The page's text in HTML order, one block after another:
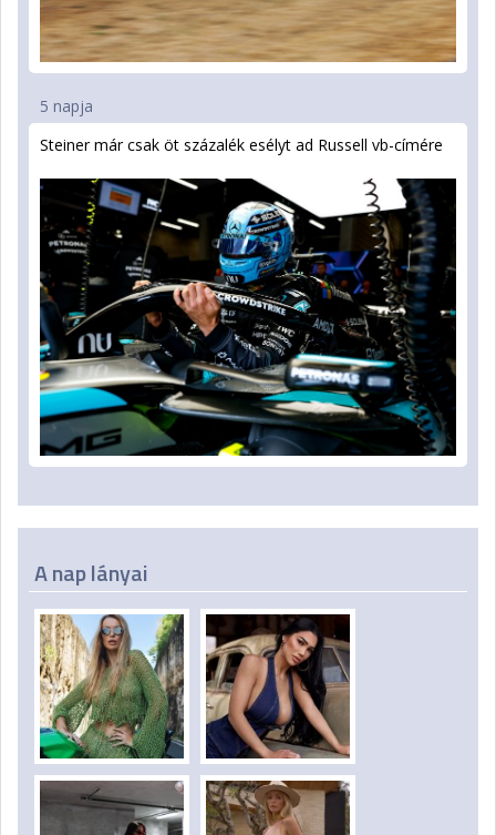
5 napja
Steiner már csak öt százalék esélyt ad Russell vb-címére
A nap lányai